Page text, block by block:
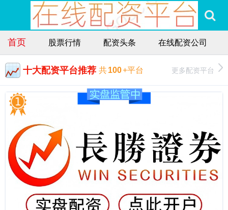
首页 股票行情 配资头条 在线配资公司
十大配资平台推荐 共100+平台 更多配资平台